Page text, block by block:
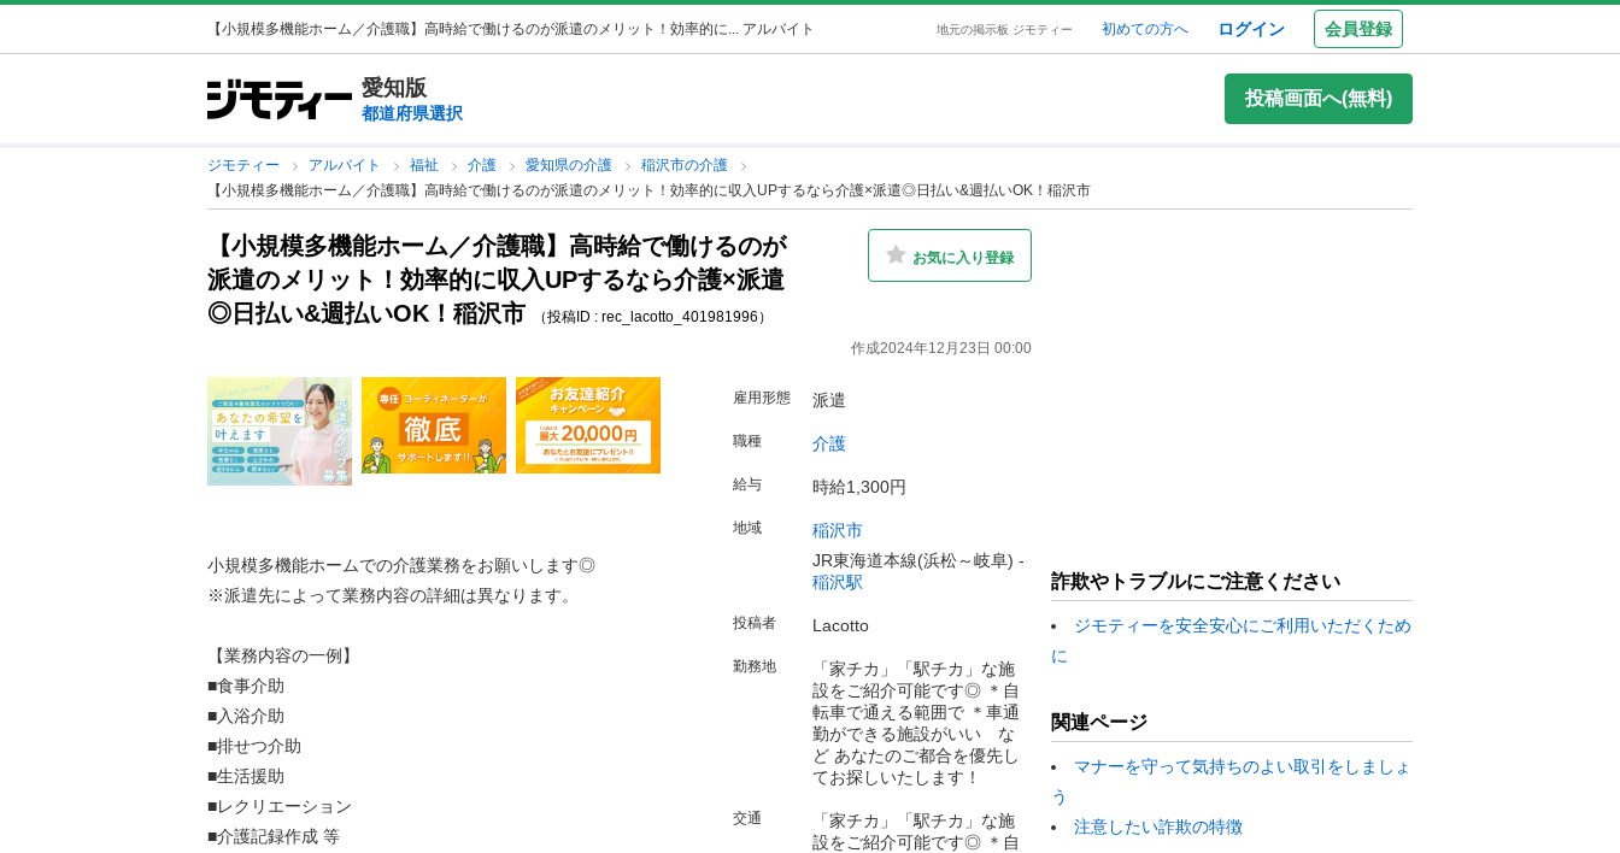
【小規模多機能ホーム／介護職】高時給で働けるのが派遣のメリット！効率的に... アルバイト 地元の掲示板 ジモティー 初めての方へ ログイン 会員登録
愛知版
都道府県選択
投稿画面へ(無料)
ジモティー アルバイト 福祉 介護 愛知県の介護
稲沢市の介護
【小規模多機能ホーム／介護職】高時給で働けるのが派遣のメリット！効率的に収入UPするなら介護×派遣◎日払い&週払いOK！稲沢市
【小規模多機能ホーム／介護職】高時給で働けるのが
派遣のメリット！効率的に収入UPするなら介護×派遣
◎日払い&週払いOK！稲沢市
（投稿ID : rec_lacotto_401981996）
お気に入り登録
作成2024年12月23日 00:00
小規模多機能ホームでの介護業務をお願いします◎
※派遣先によって業務内容の詳細は異なります。
【業務内容の一例】
■食事介助
■入浴介助
■排せつ介助
■生活援助
■レクリエーション
■介護記録作成 等
雇用形態 派遣
職種 介護
給与 時給1,300円
地域
稲沢市
JR東海道本線(浜松～岐阜) -
稲沢駅
投稿者 Lacotto
勤務地
「家チカ」「駅チカ」な施
設をご紹介可能です◎ ＊自
転車で通える範囲で ＊車通
勤ができる施設がいい な
ど あなたのご都合を優先し
てお探しいたします！
交通
「家チカ」「駅チカ」な施
設をご紹介可能です◎ ＊自
詐欺やトラブルにご注意ください
ジモティーを安全安心にご利用いただくため
に
関連ページ
マナーを守って気持ちのよい取引をしましょ
う
注意したい詐欺の特徴